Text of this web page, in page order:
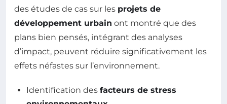
des études de cas sur les projets de
développement urbain ont montré que des
plans bien pensés, intégrant des analyses
d’impact, peuvent réduire significativement les
effets néfastes sur l’environnement.
Identification des facteurs de stress